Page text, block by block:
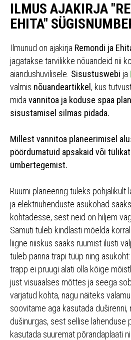
ILMUS AJAKIRJA
EHITA"
Ilmunud on ajakirja Remondi ja
jagatakse tarvilikke nõuandeid nii
aiandushuvilisele. Sisustuswebi ja
valmis nõuandeartikkel , kus
mida vannitoa ja koduse spaa
sisustamisel silmas pidada.
Millest vannitoa planeerimisel
pöördumatuid apsakaid või
ümbertegemist.
Ruumi planeering tuleks põhjalikult
ja elektriühenduste asukohad
kohtadesse, sest neid on hiljem
Samuti tuleb kindlasti mõelda
liigne niiskus saaks ruumist ilusti
tuleb panna trapi tüüp ning
trapp ei pruugi alati olla kõige
just visuaalses mõttes ja seega
varjatud kohta, nagu näiteks
soovitame aga kasutada
dušinurgas, sest sellise lahenduse
kasutada suuremat põrandaplaati